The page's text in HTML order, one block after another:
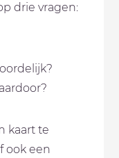
drie vragen:
kaart te
ook een